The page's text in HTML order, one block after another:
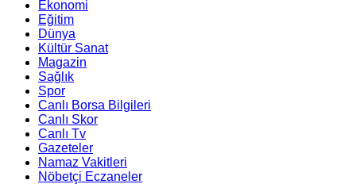
Ekonomi
Eğitim
Dünya
Kültür Sanat
Magazin
Sağlık
Spor
Canlı Borsa Bilgileri
Canlı Skor
Canlı Tv
Gazeteler
Namaz Vakitleri
Nöbetçi Eczaneler